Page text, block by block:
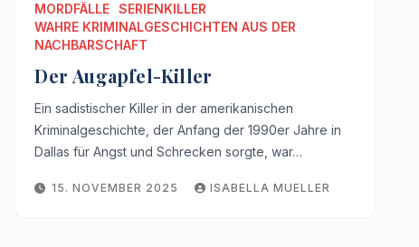
MORDFÄLLE
SERIENKILLER
WAHRE KRIMINALGESCHICHTEN AUS DER
NACHBARSCHAFT
Der Augapfel-Killer
Ein sadistischer Killer in der amerikanischen
Kriminalgeschichte, der Anfang der 1990er Jahre in
Dallas für Angst und Schrecken sorgte, war…
15. NOVEMBER 2025 ISABELLA MUELLER